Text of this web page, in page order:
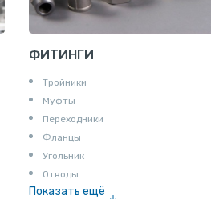
ФИТИНГИ
Тройники
Муфты
Переходники
Фланцы
Угольник
Отводы
Показать ещё